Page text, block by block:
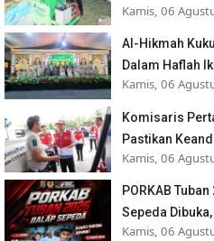
Kamis, 06
Al-Hikmah
Dalam Haflah
Kamis, 06
Komisaris
Pastikan
Kamis, 06
PORKAB
Sepeda Dibuka,
Kamis, 06